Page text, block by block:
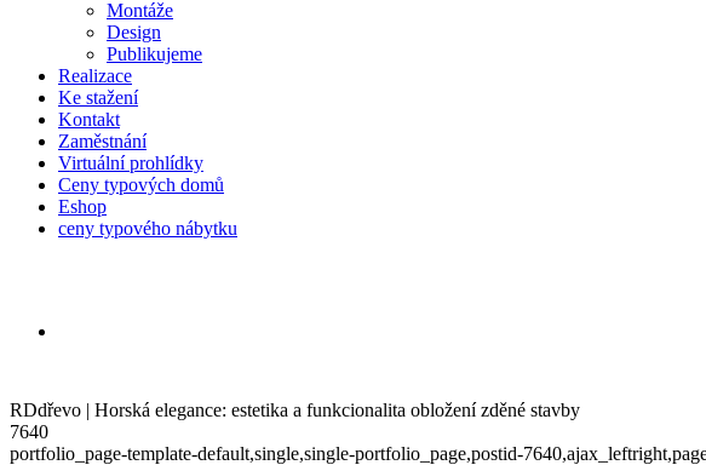
Montáže
Design
Publikujeme
Realizace
Ke stažení
Kontakt
Zaměstnání
Virtuální prohlídky
Ceny typových domů
Eshop
ceny typového nábytku
RDdřevo | Horská elegance: estetika a funkcionalita obložení zděné stavby
7640
portfolio_page-template-default,single,single-portfolio_page,postid-